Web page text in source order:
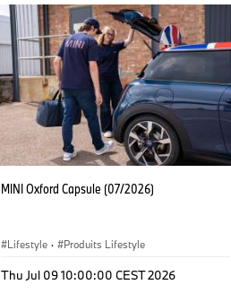
MINI Oxford Capsule (07/2026)
Lifestyle · Produits Lifestyle
Thu Jul 09 10:00:00 CEST 2026